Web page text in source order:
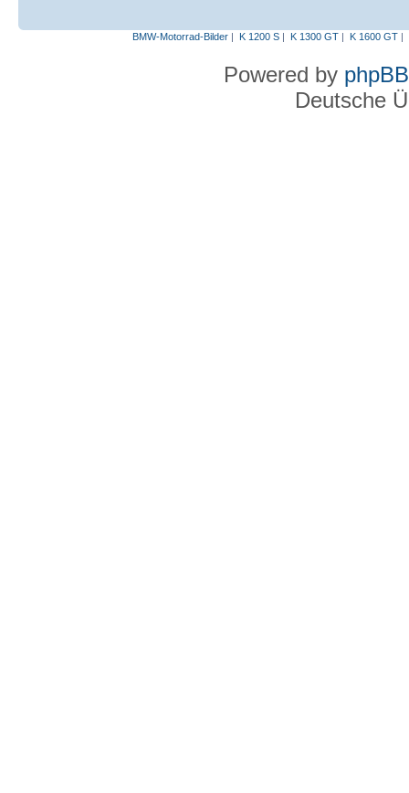
BMW-Motorrad-Bilder| K 1200 S| K 1300 GT| K 1600 GT|
Powered by phpBB
Deutsche